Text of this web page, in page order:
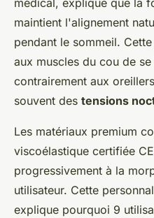
médical, explique que la
maintient l'alignement
pendant le sommeil.
aux muscles du cou de
contrairement aux
souvent des tensions
Les matériaux premium
viscoélastique certifiée
progressivement à la
utilisateur. Cette
explique pourquoi 9